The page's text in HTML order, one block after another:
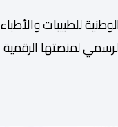
للطبيبات والأطباء
لمنصتها الرقمية